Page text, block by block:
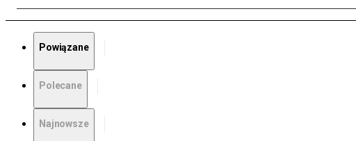
Powiązane
Polecane
Najnowsze